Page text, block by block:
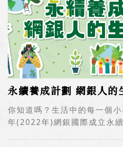
跟韌性來面對和因應。 企業永續的兩個關鍵元素
是：第一、主管有心，也有
才，並讓同仁心有所屬的愛公
也有能力持續進步，有足夠
元素缺一不可。 當公司開始在乎自己是否能夠永續
經營，就體會到友善職場的
好人才在此長久貢獻發展的
情感連結與珍惜，願意為公司
及需求來工作，團隊運作就
變動的時代，公司需要常常
是否足夠。 企業是由員工組成。快速變動的年代，
員工有自覺，自己願意持續
永續養成計劃 網銀人的
你知道嗎？生活中的每一個
年(2022年)網銀國際成立永